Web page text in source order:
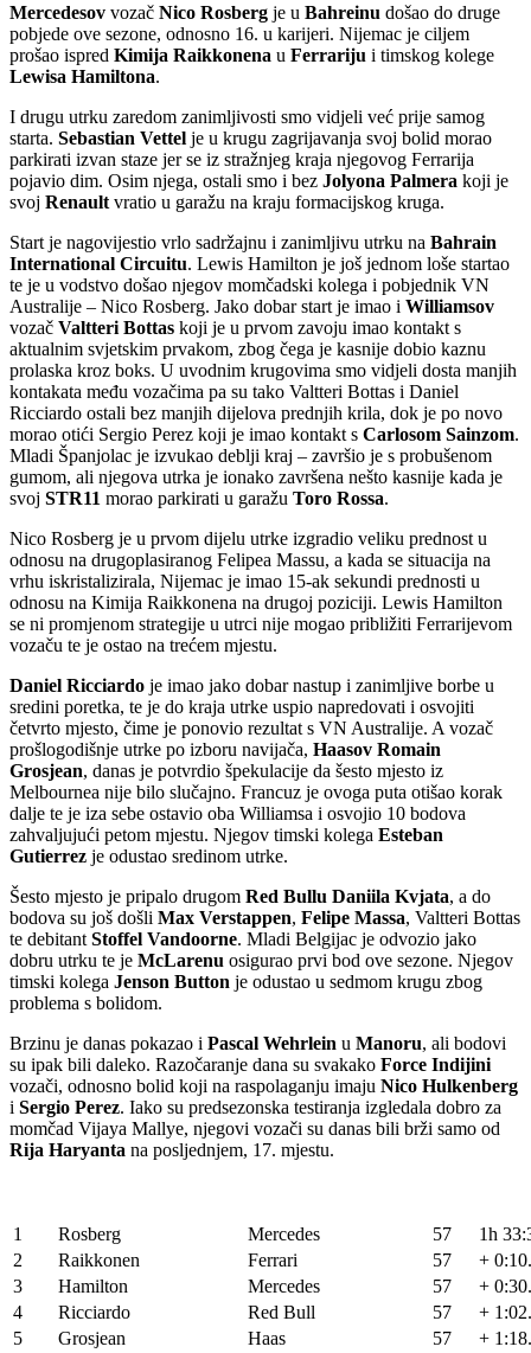
Mercedesov vozač Nico Rosberg je u Bahreinu došao do druge
pobjede ove sezone, odnosno 16. u karijeri. Nijemac je ciljem
prošao ispred Kimija Raikkonena u Ferrariju i timskog kolege
Lewisa Hamiltona.
I drugu utrku zaredom zanimljivosti smo vidjeli već prije samog
starta. Sebastian Vettel je u krugu zagrijavanja svoj bolid morao
parkirati izvan staze jer se iz stražnjeg kraja njegovog Ferrarija
pojavio dim. Osim njega, ostali smo i bez Jolyona Palmera koji je
svoj Renault vratio u garažu na kraju formacijskog kruga.
Start je nagovijestio vrlo sadržajnu i zanimljivu utrku na Bahrain
International Circuitu. Lewis Hamilton je još jednom loše startao
te je u vodstvo došao njegov momčadski kolega i pobjednik VN
Australije – Nico Rosberg. Jako dobar start je imao i Williamsov
vozač Valtteri Bottas koji je u prvom zavoju imao kontakt s
aktualnim svjetskim prvakom, zbog čega je kasnije dobio kaznu
prolaska kroz boks. U uvodnim krugovima smo vidjeli dosta manjih
kontakata među vozačima pa su tako Valtteri Bottas i Daniel
Ricciardo ostali bez manjih dijelova prednjih krila, dok je po novo
morao otići Sergio Perez koji je imao kontakt s Carlosom Sainzom.
Mladi Španjolac je izvukao deblji kraj – završio je s probušenom
gumom, ali njegova utrka je ionako završena nešto kasnije kada je
svoj STR11 morao parkirati u garažu Toro Rossa.
Nico Rosberg je u prvom dijelu utrke izgradio veliku prednost u
odnosu na drugoplasiranog Felipea Massu, a kada se situacija na
vrhu iskristalizirala, Nijemac je imao 15-ak sekundi prednosti u
odnosu na Kimija Raikkonena na drugoj poziciji. Lewis Hamilton
se ni promjenom strategije u utrci nije mogao približiti Ferrarijevom
vozaču te je ostao na trećem mjestu.
Daniel Ricciardo je imao jako dobar nastup i zanimljive borbe u
sredini poretka, te je do kraja utrke uspio napredovati i osvojiti
četvrto mjesto, čime je ponovio rezultat s VN Australije. A vozač
prošlogodišnje utrke po izboru navijača, Haasov Romain
Grosjean, danas je potvrdio špekulacije da šesto mjesto iz
Melbournea nije bilo slučajno. Francuz je ovoga puta otišao korak
dalje te je iza sebe ostavio oba Williamsa i osvojio 10 bodova
zahvaljujući petom mjestu. Njegov timski kolega Esteban
Gutierrez je odustao sredinom utrke.
Šesto mjesto je pripalo drugom Red Bullu Daniila Kvjata, a do
bodova su još došli Max Verstappen, Felipe Massa, Valtteri Bottas
te debitant Stoffel Vandoorne. Mladi Belgijac je odvozio jako
dobru utrku te je McLarenu osigurao prvi bod ove sezone. Njegov
timski kolega Jenson Button je odustao u sedmom krugu zbog
problema s bolidom.
Brzinu je danas pokazao i Pascal Wehrlein u Manoru, ali bodovi
su ipak bili daleko. Razočaranje dana su svakako Force Indijini
vozači, odnosno bolid koji na raspolaganju imaju Nico Hulkenberg
i Sergio Perez. Iako su predsezonska testiranja izgledala dobro za
momčad Vijaya Mallye, njegovi vozači su danas bili brži samo od
Rija Haryanta na posljednjem, 17. mjestu.
1 Rosberg Mercedes 57
1h
2
Raikkonen Ferrari 57
+
3
Hamilton Mercedes 57
+
4
Ricciardo Red Bull 57
+
5
Grosjean Haas 57
+